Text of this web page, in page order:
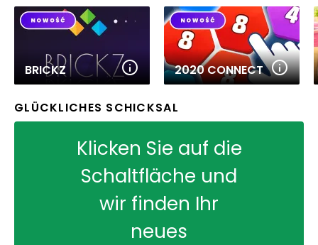
BRICKZ 2020 CONNECT
GLÜCKLICHES SCHICKSAL
Klicken Sie auf die
Schaltfläche und
wir finden Ihr
neues